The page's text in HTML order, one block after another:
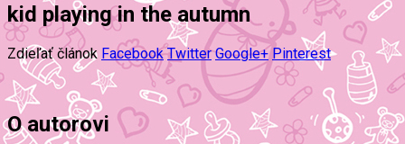
kid playing in the autumn
Zdieľať článok Facebook Twitter Google+ Pinterest
O autorovi